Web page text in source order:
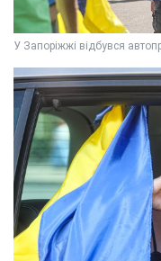
У Запоріжжі відбувся